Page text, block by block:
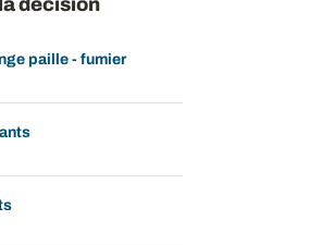
décision
paille - fumier